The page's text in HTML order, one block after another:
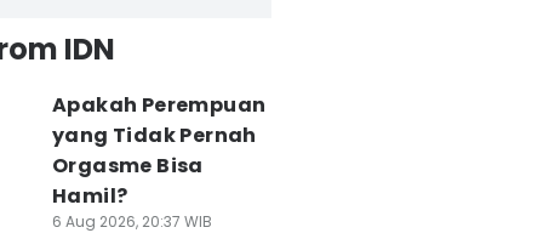
IDN
Apakah Perempuan
yang Tidak Pernah
Orgasme Bisa
Hamil?
6 Aug 2026, 20:37 WIB